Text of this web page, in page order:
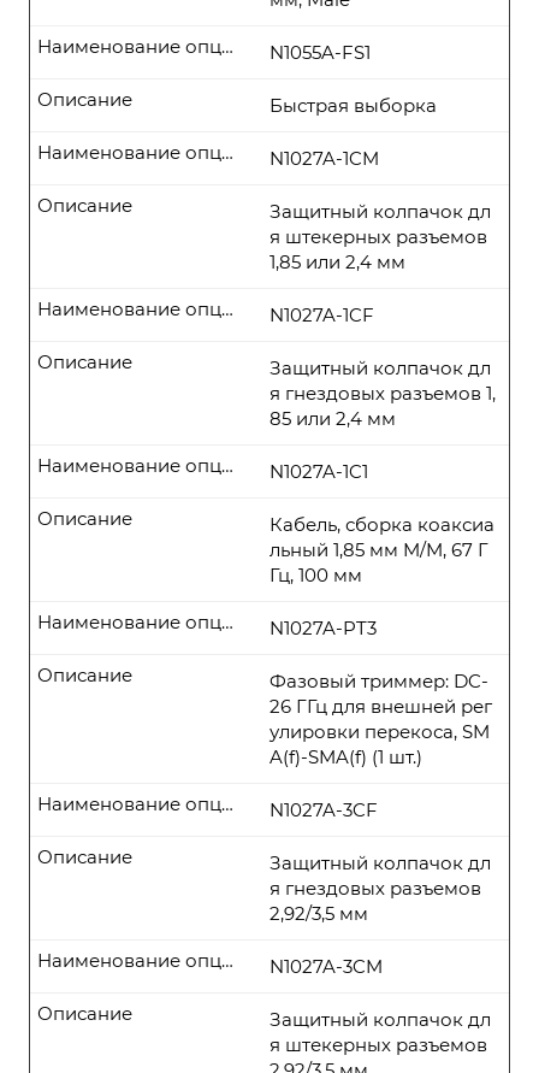
N1055A-FS1
Наименование опции
Быстрая выборка
Описание
N1027A-1CM
Наименование опции
Защитный колпачок дл
я штекерных разъемов
1,85 или 2,4 мм
Описание
N1027A-1CF
Наименование опции
Защитный колпачок дл
я гнездовых разъемов 1,
85 или 2,4 мм
Описание
N1027A-1C1
Наименование опции
Кабель, сборка коаксиа
льный 1,85 мм M/M, 67 Г
Гц, 100 мм
Описание
N1027A-PT3
Наименование опции
Фазовый триммер: DC-
26 ГГц для внешней рег
улировки перекоса, SM
A(f)-SMA(f) (1 шт.)
Описание
N1027A-3CF
Наименование опции
Защитный колпачок дл
я гнездовых разъемов
2,92/3,5 мм
Описание
N1027A-3CM
Наименование опции
Защитный колпачок дл
я штекерных разъемов
Описание